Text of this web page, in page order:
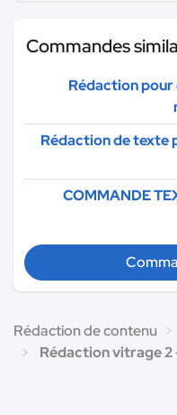
Commandes
Rédaction
Rédaction de texte
COMMANDE
Rédaction de contenu
Rédaction vitrage 2